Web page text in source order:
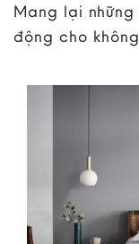
Mang lại
động cho